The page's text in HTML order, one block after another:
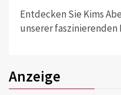
Entdecken Sie Kims
unserer
Anzeige